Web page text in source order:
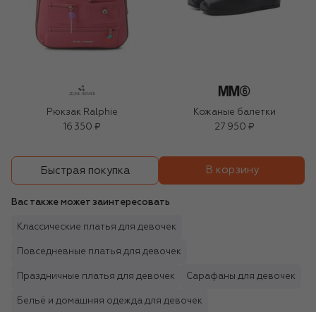
Рюкзак Ralphie
16 350 ₽
Кожаные балетки
27 950 ₽
Быстрая покупка В корзину
Вас также может заинтересовать
Классические платья для девочек
Повседневные платья для девочек
Праздничные платья для девочек Сарафаны для девочек
Бельё и домашняя одежда для девочек